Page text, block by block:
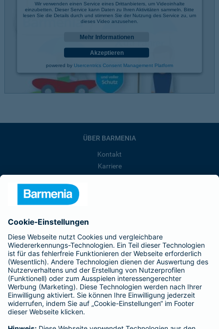
Wir verwenden einen Service eines Drittanbieters, um Videoinhalte
einzubetten. Dieser Service kann Daten zu Ihren Aktivitäten sammeln. Bitte
lesen Sie die Details durch und stimmen Sie der Nutzung des Service zu, um
dieses Video anzusehen.
Mehr Informationen
Akzeptieren
powered by Usercentrics Consent Management Platform
ÜBER BARMENIA
Kontakt
Karriere
Barmenia ist Teil der BarmeniaGothaer
BELIEBTE SEITEN
Kranken-Zusatzversicherung
Tierversicherungen
Haftpflichtversicherung
Hausratversicherung